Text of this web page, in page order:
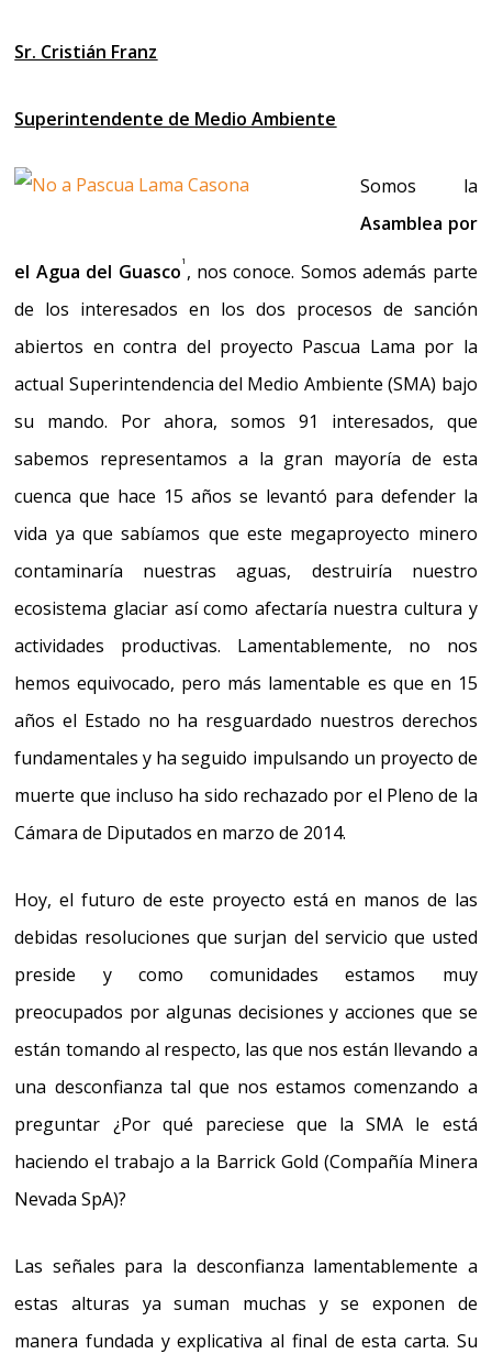
Sr. Cristián Franz
Superintendente de Medio Ambiente
Somos la
Asamblea por
el Agua del Guasco1 , nos conoce. Somos además parte
de los interesados en los dos procesos de sanción
abiertos en contra del proyecto Pascua Lama por la
actual Superintendencia del Medio Ambiente (SMA) bajo
su mando. Por ahora, somos 91 interesados, que
sabemos representamos a la gran mayoría de esta
cuenca que hace 15 años se levantó para defender la
vida ya que sabíamos que este megaproyecto minero
contaminaría nuestras aguas, destruiría nuestro
ecosistema glaciar así como afectaría nuestra cultura y
actividades productivas. Lamentablemente, no nos
hemos equivocado, pero más lamentable es que en 15
años el Estado no ha resguardado nuestros derechos
fundamentales y ha seguido impulsando un proyecto de
muerte que incluso ha sido rechazado por el Pleno de la
Cámara de Diputados en marzo de 2014.
Hoy, el futuro de este proyecto está en manos de las
debidas resoluciones que surjan del servicio que usted
preside y como comunidades estamos muy
preocupados por algunas decisiones y acciones que se
están tomando al respecto, las que nos están llevando a
una desconfianza tal que nos estamos comenzando a
preguntar ¿Por qué pareciese que la SMA le está
haciendo el trabajo a la Barrick Gold (Compañía Minera
Nevada SpA)?
Las señales para la desconfianza lamentablemente a
estas alturas ya suman muchas y se exponen de
manera fundada y explicativa al final de esta carta. Su